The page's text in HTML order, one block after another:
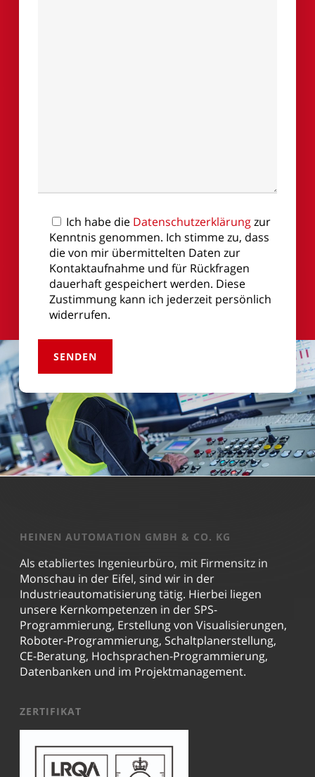
Ich habe die Datenschutzerklärungzur
Kenntnis genommen. Ich stimme zu, dass
die von mir übermittelten Daten zur
Kontaktaufnahme und für Rückfragen
dauerhaft gespeichert werden. Diese
Zustimmung kann ich jederzeit persönlich
widerrufen.
HEINEN AUTOMATION GMBH & CO. KG
Als etabliertes Ingenieurbüro, mit Firmensitz in
Monschau in der Eifel, sind wir in der
Industrieautomatisierung tätig. Hierbei liegen
unsere Kernkompetenzen in der SPS-
Programmierung, Erstellung von Visualisierungen,
Roboter-Programmierung, Schaltplanerstellung,
CE-Beratung, Hochsprachen-Programmierung,
Datenbanken und im Projektmanagement.
ZERTIFIKAT